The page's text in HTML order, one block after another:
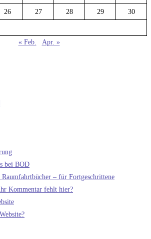
26 27 28 29 30
« Feb.
Apr. »
bei BOD
Raumfahrtbücher – für Fortgeschrittene
Kommentar fehlt hier?